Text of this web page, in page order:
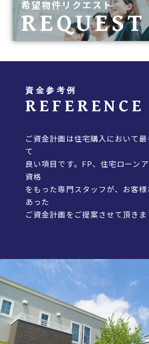
希望物件リクエスト
REQUEST
資金参考例
REFERENCE
ご資金計画は住宅購入において
て
良い項目です。FP、住宅ローン
資格
をもった専門スタッフが、お客
あった
ご資金計画をご提案させて頂きま